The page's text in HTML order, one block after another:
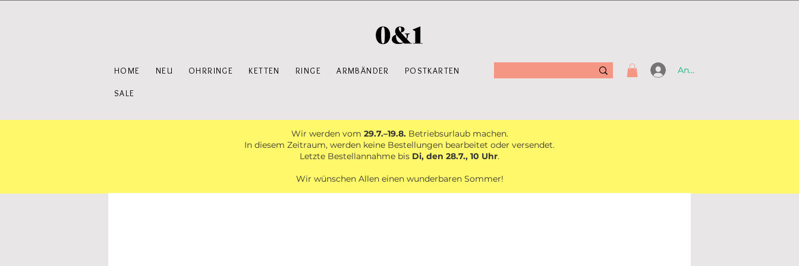
HOME NEU OHRRINGE KETTEN RINGE ARMBÄNDER POSTKARTEN
SALE
Anmelden
Wir werden vom 29.7.–19.8.Betriebsurlaub machen.
In diesem Zeitraum, werden keine Bestellungen bearbeitet oder versendet.
Letzte Bestellannahme bis Di, den 28.7., 10 Uhr.
Wir wünschen Allen einen wunderbaren Sommer!